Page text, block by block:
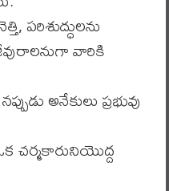
పరిశుద్ధులను
వారికి
అనేకులు ప్రభువు
చర్మకారునియొద్ద